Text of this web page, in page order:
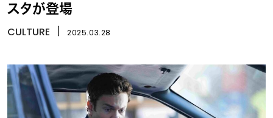
スタが登場
CULTURE 2025.03.28